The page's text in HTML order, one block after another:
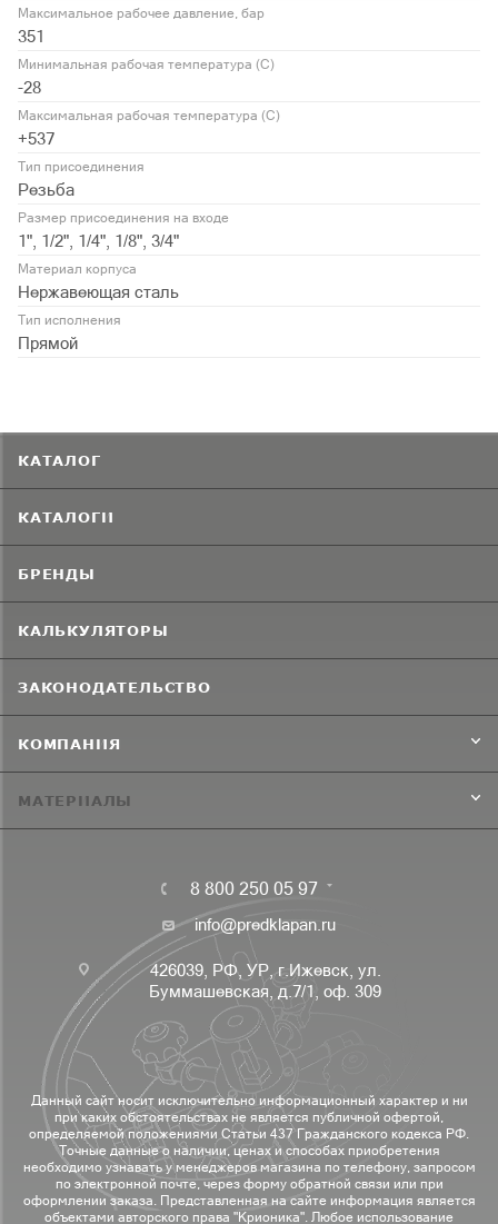
Максимальное рабочее давление, бар
351
Минимальная рабочая температура (С)
-28
Максимальная рабочая температура (С)
+537
Тип присоединения
Резьба
Размер присоединения на входе
1", 1/2", 1/4", 1/8", 3/4"
Материал корпуса
Нержавеющая сталь
Тип исполнения
Прямой
КАТАЛОГ
КАТАЛОГИ
БРЕНДЫ
КАЛЬКУЛЯТОРЫ
ЗАКОНОДАТЕЛЬСТВО
КОМПАНИЯ
МАТЕРИАЛЫ
8 800 250 05 97
info@predklapan.ru
426039, РФ, УР, г.Ижевск, ул.
Буммашевская, д.7/1, оф. 309
Данный сайт носит исключительно информационный характер и ни
при каких обстоятельствах не является публичной офертой,
определяемой положениями Статьи 437 Гражданского кодекса РФ.
Точные данные о наличии, ценах и способах приобретения
необходимо узнавать у менеджеров магазина по телефону, запросом
по электронной почте, через форму обратной связи или при
оформлении заказа. Представленная на сайте информация является
объектами авторского права "Крионика". Любое использование